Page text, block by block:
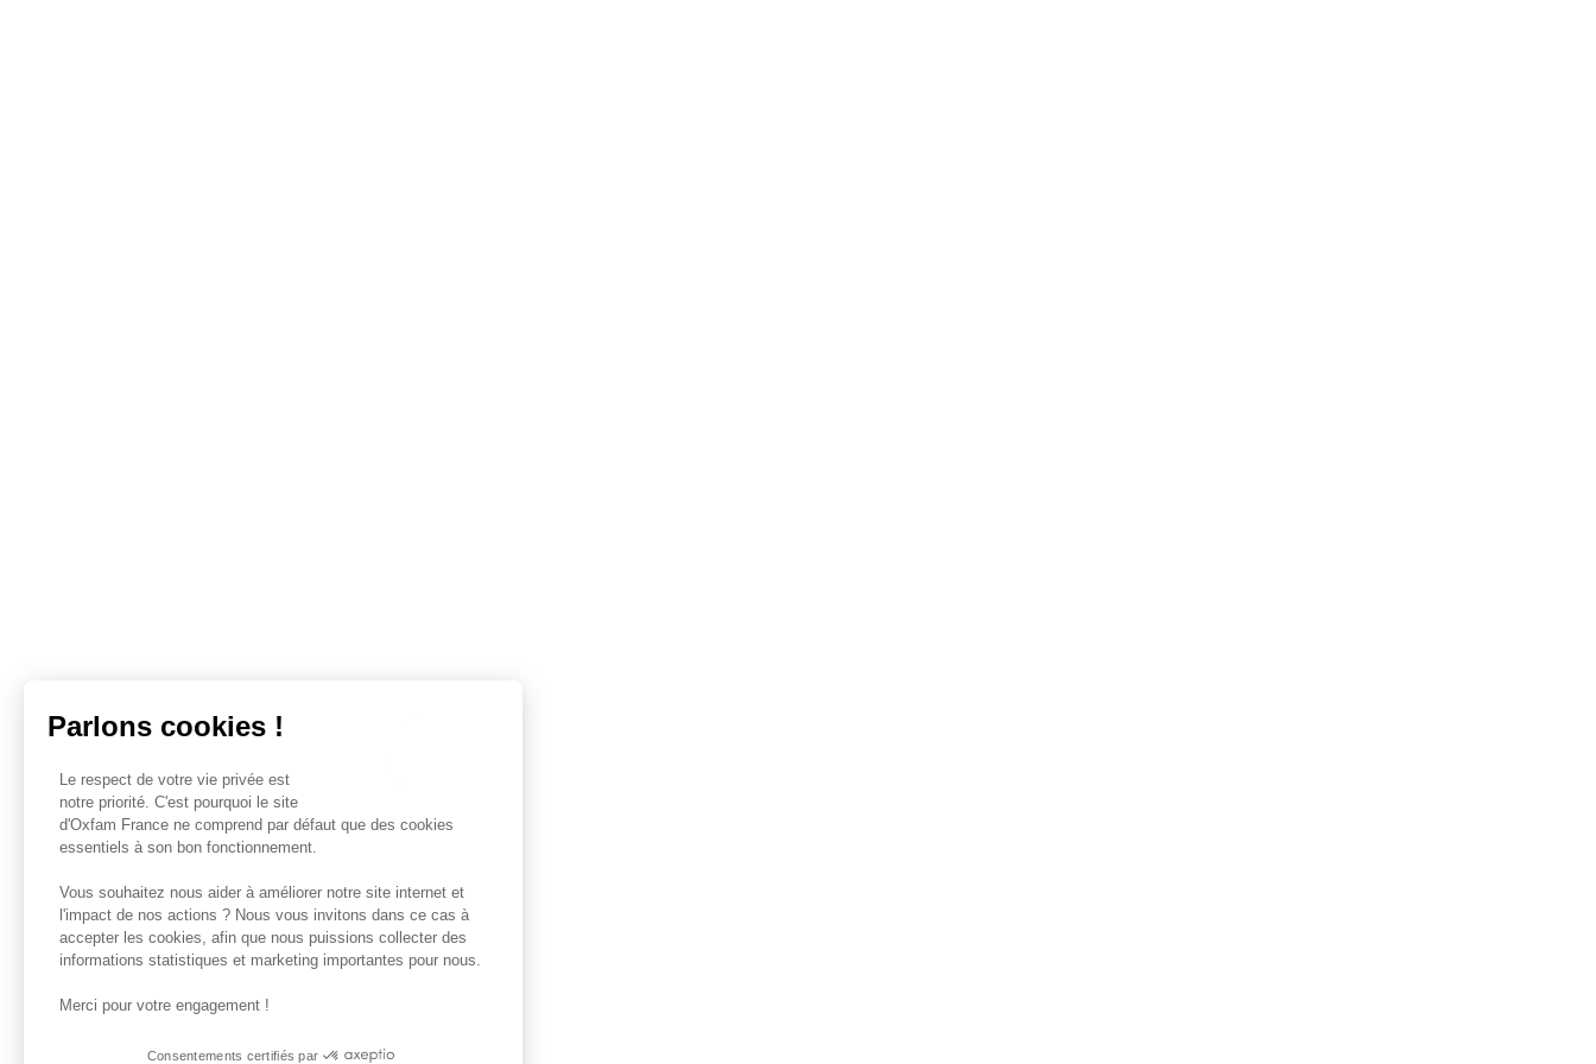
Parlons cookies !
Le respect de votre vie privée est
notre priorité. C'est pourquoi le site
d'Oxfam France ne comprend par défaut que des cookies
essentiels à son bon fonctionnement.
Vous souhaitez nous aider à améliorer notre site internet et
l'impact de nos actions ? Nous vous invitons dans ce cas à
accepter les cookies, afin que nous puissions collecter des
informations statistiques et marketing importantes pour nous.
Merci pour votre engagement !
Consentements certifiés par